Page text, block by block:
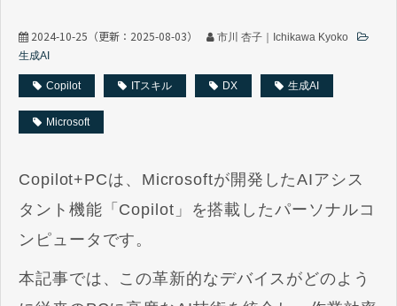
2024-10-25 （更新： 2025-08-03）
市川 杏子｜Ichikawa Kyoko
生成AI
Copilot ITスキル DX 生成AI
Microsoft
Copilot+PCは、Microsoftが開発したAIアシス
タント機能「Copilot」を搭載したパーソナルコ
ンピュータです。
本記事では、この革新的なデバイスがどのよう